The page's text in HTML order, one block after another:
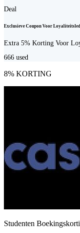
Deal
Exclusieve Coupon Voor
Extra 5% Korting Voor
666 used
8% KORTING
Studenten